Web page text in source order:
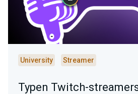
University Streamer
Typen Twitch-